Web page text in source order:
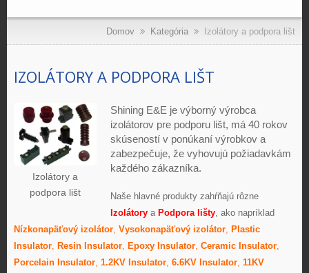
Domov Kategória Izolátory a podpora lišt
IZOLÁTORY A PODPORA LIŠT
Izolátory a
podpora lišt
Shining E&E je výborný výrobca
izolátorov pre podporu lišt, má 40 rokov
skúseností v ponúkaní výrobkov a
zabezpečuje, že vyhovujú požiadavkám
každého zákazníka.
Naše hlavné produkty zahŕňajú rôzne
Izolátory a Podpora lišty, ako napríklad
Nízkonapäťový izolátor, Vysokonapäťový izolátor, Plastic
Insulator, Resin Insulator, Epoxy Insulator, Ceramic Insulator,
Porcelain Insulator, 1.2KV Insulator, 6.6KV Insulator, 11KV